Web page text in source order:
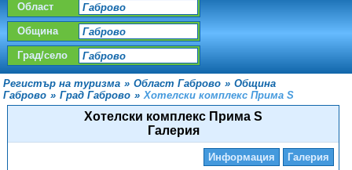
Област
Община
Град/село
Регистър на туризма » Област Габрово » Община
Габрово » Град Габрово » Хотелски комплекс Прима S
Хотелски комплекс Прима S
Галерия
Информация Галерия